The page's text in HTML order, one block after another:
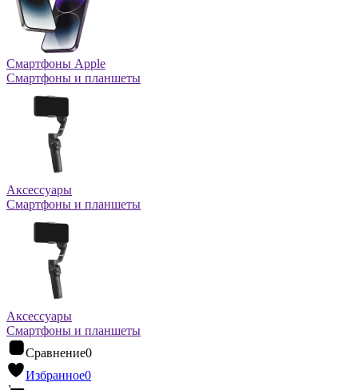
Смартфоны Apple
Смартфоны и планшеты
Аксессуары
Смартфоны и планшеты
Аксессуары
Смартфоны и планшеты
Сравнение0
Избранное0